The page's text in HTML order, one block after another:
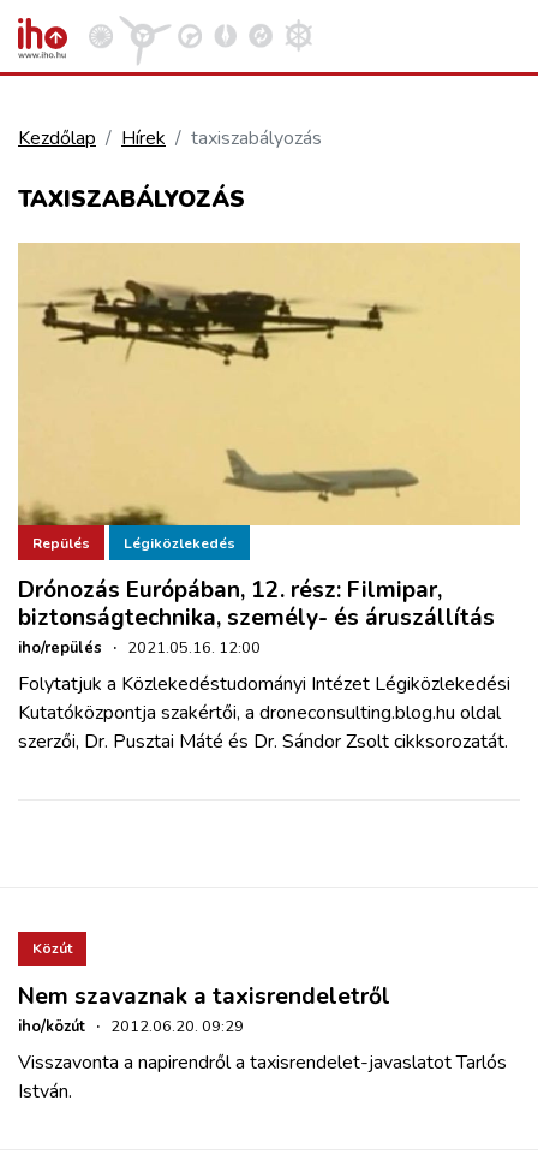
REPÜLÉS
ZÖLDÚT
HAJÓZÁS
BLOG
Kezdőlap Hírek taxiszabályozás
TAXISZABÁLYOZÁS
Repülés Légiközlekedés
Drónozás Európában, 12. rész: Filmipar,
biztonságtechnika, személy- és áruszállítás
iho/repülés · 2021.05.16. 12:00
Folytatjuk a Közlekedéstudományi Intézet Légiközlekedési
Kutatóközpontja szakértői, a droneconsulting.blog.hu oldal
szerzői, Dr. Pusztai Máté és Dr. Sándor Zsolt cikksorozatát.
Közút
Nem szavaznak a taxisrendeletről
iho/közút · 2012.06.20. 09:29
Visszavonta a napirendről a taxisrendelet-javaslatot Tarlós
István.